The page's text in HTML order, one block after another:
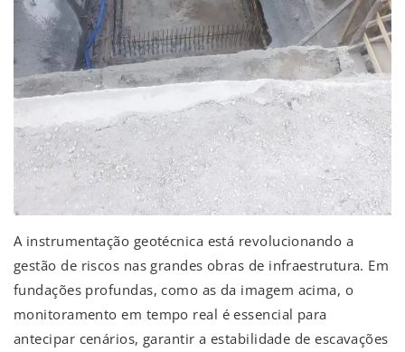
A instrumentação geotécnica está revolucionando a
gestão de riscos nas grandes obras de infraestrutura. Em
fundações profundas, como as da imagem acima, o
monitoramento em tempo real é essencial para
antecipar cenários, garantir a estabilidade de escavações